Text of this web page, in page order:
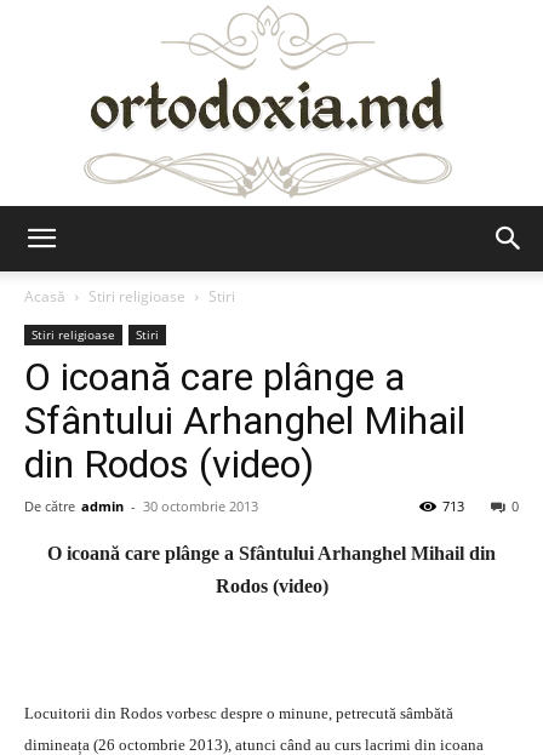
Acasă
Stiri religioase Stiri
Stiri religioase Stiri
O icoană care plânge a
Sfântului Arhanghel Mihail
din Rodos (video)
De către admin - 30 octombrie 2013 0
713
O icoană care plânge a Sfântului Arhanghel Mihail din
Rodos (video)
Locuitorii din Rodos vorbesc despre o minune, petrecută sâmbătă
dimineața (26 octombrie 2013), atunci când au curs lacrimi din icoana